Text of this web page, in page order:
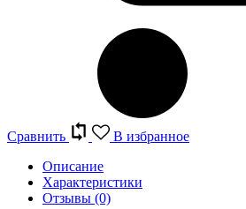
Сравнить
В избранное
Описание
Характеристики
Отзывы (0)